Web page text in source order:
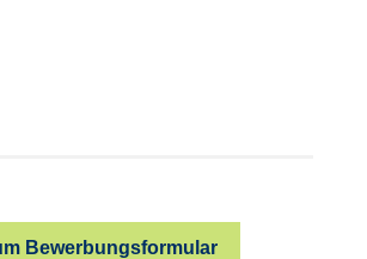
Bewerbungsformular